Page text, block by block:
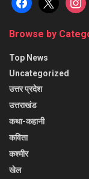
Browse by
Top News
Uncategorized
उत्तर प्रदेश
उत्तराखंड
कथा-कहानी
कविता
कश्मीर
खेल